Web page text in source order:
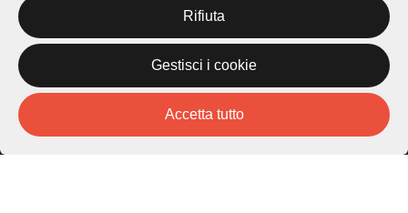
Città di Lugano
Cultura
Piazza Carlo Cattaneo 1
6976 Castagnola
Rifiuta
Gestisci i cookie
Accetta tutto